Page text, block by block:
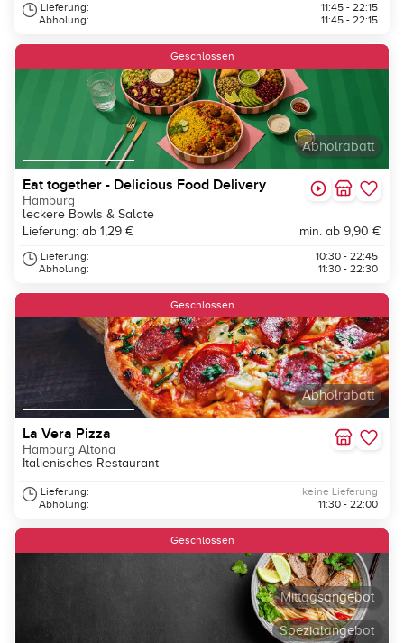
Lieferung:
Abholung:
11:45 - 22:15
11:45 - 22:15
Abholrabatt
Geschlossen
Eat together - Delicious Food Delivery
Hamburg
leckere Bowls & Salate
Lieferung: ab 1,29 €
min. ab 9,90 €
Lieferung:
Abholung:
10:30 - 22:45
11:30 - 22:30
Abholrabatt
Geschlossen
La Vera Pizza
Hamburg Altona
Italienisches Restaurant
Lieferung:
Abholung:
keine Lieferung
11:30 - 22:00
Spezialangebot
Mittagsangebot
Geschlossen